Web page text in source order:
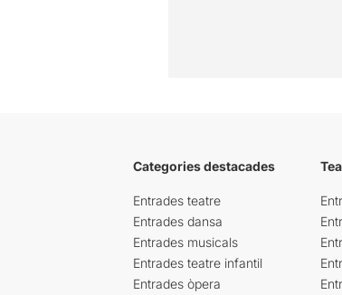
Categories destacades
Entrades teatre
Entrades dansa
Entrades musicals
Entrades teatre infantil
Entrades òpera